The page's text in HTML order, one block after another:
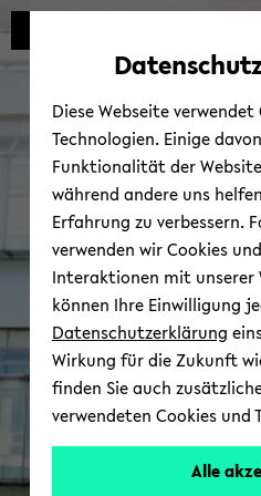
Diese Webseite
Technologien. Einige
Funktionalität der
während andere uns
Erfahrung zu verbessern.
verwenden wir Cookies
Interaktionen mit unserer
können Ihre Einwilligung
Datenschutzerklärung
Wirkung für die Zukunft
finden Sie auch
verwendeten Cookies und
Alle